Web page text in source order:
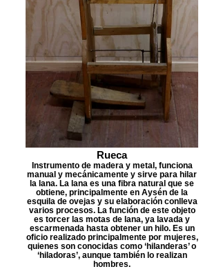
Rueca
Instrumento de madera y metal, funciona
manual y mecánicamente y sirve para hilar
la lana. La lana es una fibra natural que se
obtiene, principalmente en Aysén de la
esquila de ovejas y su elaboración conlleva
varios procesos. La función de este objeto
es torcer las motas de lana, ya lavada y
escarmenada hasta obtener un hilo. Es un
oficio realizado principalmente por mujeres,
quienes son conocidas como ‘hilanderas’ o
‘hiladoras’, aunque también lo realizan
hombres.